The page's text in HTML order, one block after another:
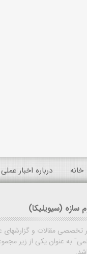
خانه درباره اخبار عملی
سازه (سیویلیکا)
تخصصی مقالات و
به عنوان یکی از زیر